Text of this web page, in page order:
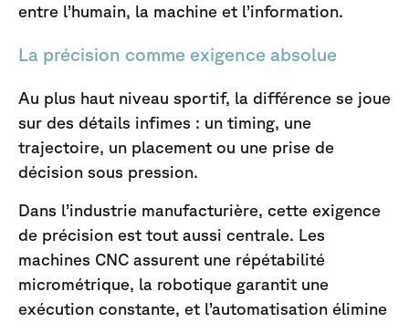
entre l’humain, la machine et l’information.
La précision comme exigence absolue
Au plus haut niveau sportif, la différence se joue
sur des détails infimes : un timing, une
trajectoire, un placement ou une prise de
décision sous pression.
Dans l’industrie manufacturière, cette exigence
de précision est tout aussi centrale. Les
machines CNC assurent une répétabilité
micrométrique, la robotique garantit une
exécution constante, et l’automatisation élimine